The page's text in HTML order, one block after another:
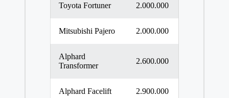
Toyota Fortuner 2.000.000
Mitsubishi Pajero 2.000.000
Alphard
Transformer
2.600.000
Alphard Facelift 2.900.000